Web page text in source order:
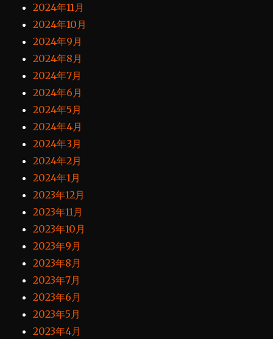
2024年11月
2024年10月
2024年9月
2024年8月
2024年7月
2024年6月
2024年5月
2024年4月
2024年3月
2024年2月
2024年1月
2023年12月
2023年11月
2023年10月
2023年9月
2023年8月
2023年7月
2023年6月
2023年5月
2023年4月